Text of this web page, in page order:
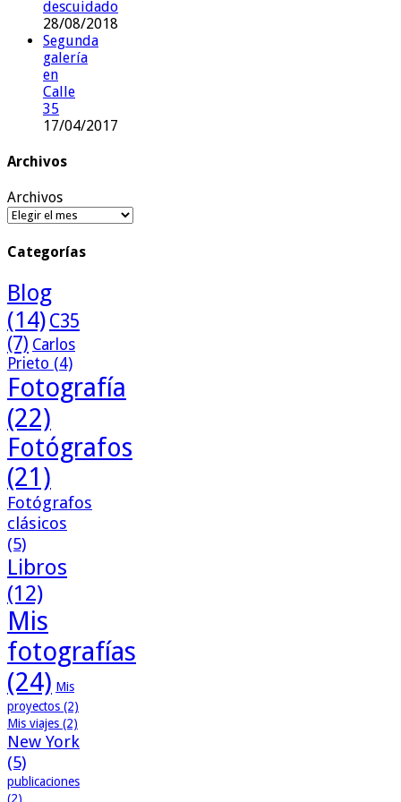
descuidado
28/08/2018
Segunda
galería
en
Calle
35
17/04/2017
Archivos
Archivos
Categorías
Blog
(14) C35
(7) Carlos
Prieto (4)
Fotografía
(22)
Fotógrafos
(21)
Fotógrafos
clásicos
(5)
Libros
(12)
Mis
fotografías
(24) Mis
proyectos (2)
Mis viajes (2)
New York
(5)
publicaciones
(2)